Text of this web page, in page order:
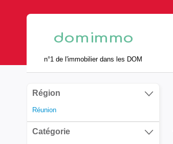
n°1 de l'immobilier dans les DOM
Région
Réunion
Catégorie